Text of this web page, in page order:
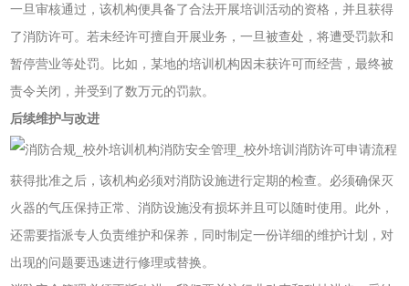
一旦审核通过，该机构便具备了合法开展培训活动的资格，并且获得
了消防许可。若未经许可擅自开展业务，一旦被查处，将遭受罚款和
暂停营业等处罚。比如，某地的培训机构因未获许可而经营，最终被
责令关闭，并受到了数万元的罚款。
后续维护与改进
获得批准之后，该机构必须对消防设施进行定期的检查。必须确保灭
火器的气压保持正常、消防设施没有损坏并且可以随时使用。此外，
还需要指派专人负责维护和保养，同时制定一份详细的维护计划，对
出现的问题要迅速进行修理或替换。